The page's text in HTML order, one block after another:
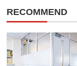
RECOMMEND